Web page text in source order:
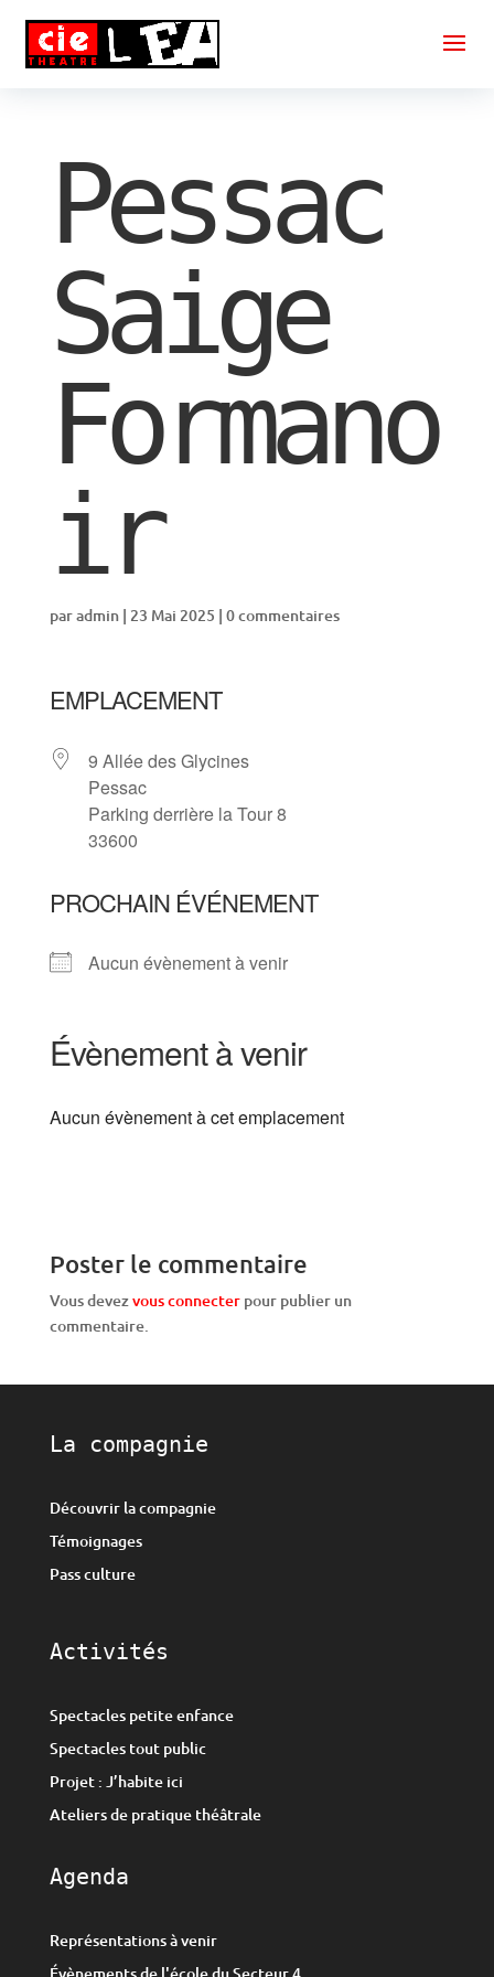
Pessac
Saige
Formano
ir
paradmin| 23 Mai 2025 | 0 commentaires
EMPLACEMENT
9 Allée des Glycines
Pessac
Parking derrière la Tour 8
33600
PROCHAIN ÉVÉNEMENT
Aucun évènement à venir
Évènement à venir
Aucun évènement à cet emplacement
Poster le commentaire
Vous devezvous connecterpour publier un
commentaire.
La compagnie
Découvrir la compagnie
Témoignages
Pass culture
Activités
Spectacles petite enfance
Spectacles tout public
Projet : J’habite ici
Ateliers de pratique théâtrale
Agenda
Représentations à venir